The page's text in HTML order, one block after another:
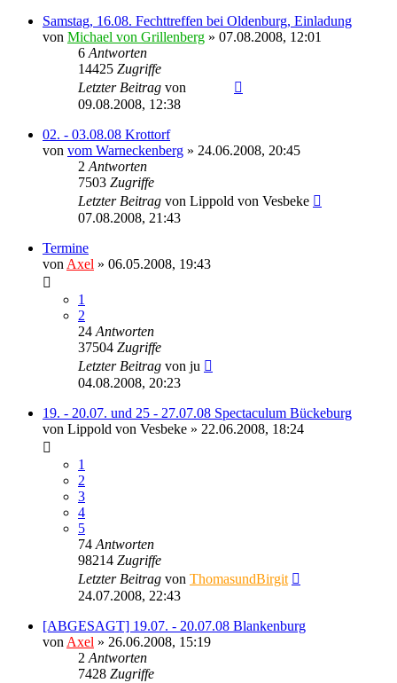
Samstag, 16.08. Fechttreffen bei Oldenburg, Einladung
von Michael von Grillenberg » 07.08.2008, 12:01
6Antworten
14425 Zugriffe
Letzter Beitrag von
09.08.2008, 12:38
02. - 03.08.08 Krottorf
von vom Warneckenberg » 24.06.2008, 20:45
2Antworten
7503 Zugriffe
Letzter Beitrag von Lippold von Vesbeke
07.08.2008, 21:43
Termine
vonAxel » 06.05.2008, 19:43
1
2
24Antworten
37504 Zugriffe
Letzter Beitrag von ju
04.08.2008, 20:23
19. - 20.07. und 25 - 27.07.08 Spectaculum Bückeburg
von Lippold von Vesbeke » 22.06.2008, 18:24
1
2
3
4
5
74Antworten
98214 Zugriffe
Letzter Beitrag von ThomasundBirgit
24.07.2008, 22:43
[ABGESAGT] 19.07. - 20.07.08 Blankenburg
vonAxel » 26.06.2008, 15:19
2Antworten
7428 Zugriffe